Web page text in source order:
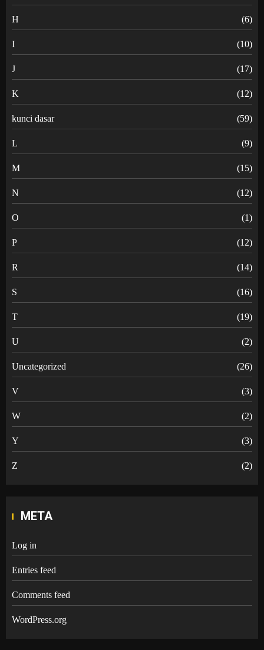
H (6)
I (10)
J (17)
K (12)
kunci dasar (59)
L (9)
M (15)
N (12)
O (1)
P (12)
R (14)
S (16)
T (19)
U (2)
Uncategorized (26)
V (3)
W (2)
Y (3)
Z (2)
META
Log in
Entries feed
Comments feed
WordPress.org